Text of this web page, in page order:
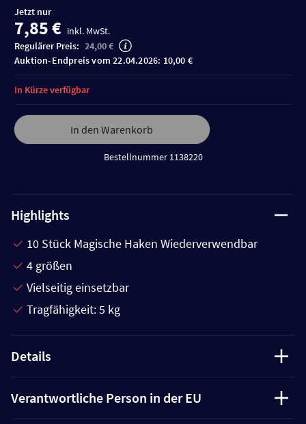
Jetzt nur
7,85 € inkl. MwSt.
Regulärer Preis: 24,00 €
Auktion-Endpreis vom 22.04.2026: 10,00 €
In den Warenkorb
Bestellnummer 1138220
In Kürze verfügbar
Highlights
10 Stück Magische Haken Wiederverwendbar
4 größen
Vielseitig einsetzbar
Tragfähigkeit: 5 kg
Details
Verantwortliche Person in der EU